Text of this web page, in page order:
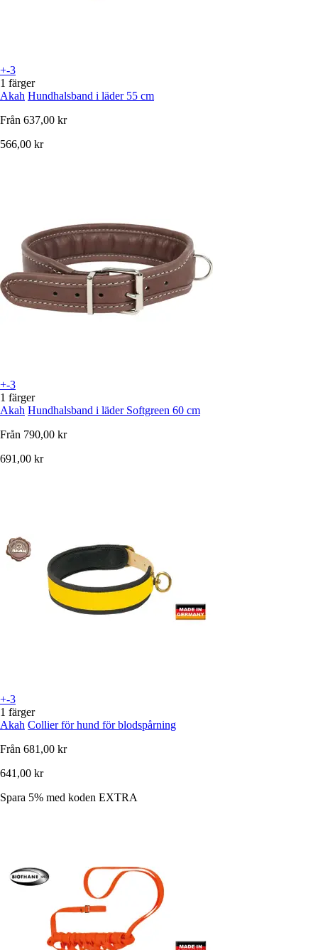
+-3
1 färger
Akah Hundhalsband i läder 55 cm
Från 637,00 kr
566,00 kr
+-3
1 färger
Akah Hundhalsband i läder Softgreen 60 cm
Från 790,00 kr
691,00 kr
+-3
1 färger
Akah Collier för hund för blodspårning
Från 681,00 kr
641,00 kr
Spara 5% med koden EXTRA